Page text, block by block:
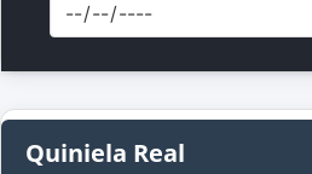
Quiniela Real